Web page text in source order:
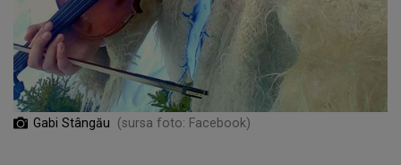
Gabi Stângău (sursa foto: Facebook)